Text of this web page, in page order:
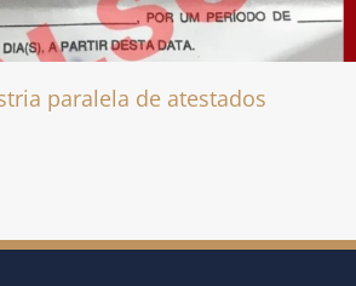
paralela de atestados